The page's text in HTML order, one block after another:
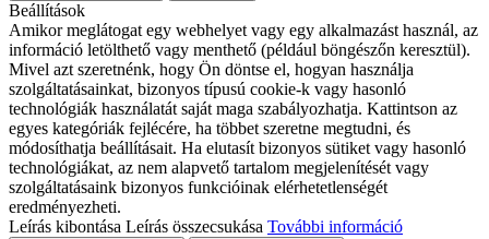
Beállítások
Amikor meglátogat egy webhelyet vagy egy alkalmazást használ, az
információ letölthető vagy menthető (például böngészőn keresztül).
Mivel azt szeretnénk, hogy Ön döntse el, hogyan használja
szolgáltatásainkat, bizonyos típusú cookie-k vagy hasonló
technológiák használatát saját maga szabályozhatja. Kattintson az
egyes kategóriák fejlécére, ha többet szeretne megtudni, és
módosíthatja beállításait. Ha elutasít bizonyos sütiket vagy hasonló
technológiákat, az nem alapvető tartalom megjelenítését vagy
szolgáltatásaink bizonyos funkcióinak elérhetetlenségét
eredményezheti.
Leírás kibontása Leírás összecsukása További információ